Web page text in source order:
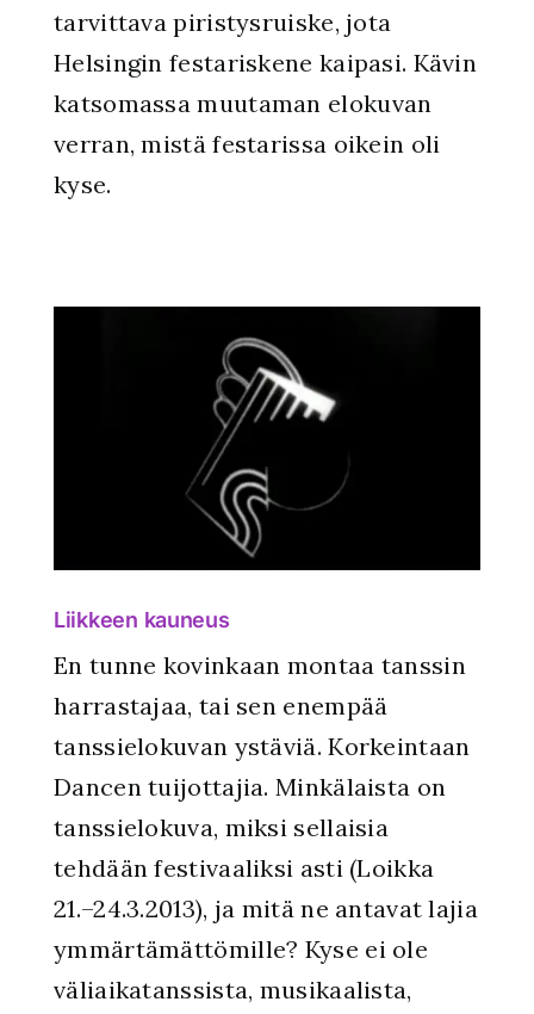
tarvittava piristysruiske, jota
Helsingin festariskene kaipasi. Kävin
katsomassa muutaman elokuvan
verran, mistä festarissa oikein oli
kyse.
Liikkeen kauneus
En tunne kovinkaan montaa tanssin
harrastajaa, tai sen enempää
tanssielokuvan ystäviä. Korkeintaan
Dancen tuijottajia. Minkälaista on
tanssielokuva, miksi sellaisia
tehdään festivaaliksi asti (Loikka
21.–24.3.2013), ja mitä ne antavat lajia
ymmärtämättömille? Kyse ei ole
väliaikatanssista, musikaalista,